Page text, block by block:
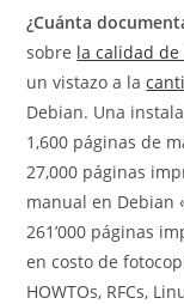
entrada:
¿Cuánta
sobre la calidad
un vistazo a la
Debian. Una
1,600 páginas de
27,000 páginas
manual en Debian
261’000 páginas
en costo de
HOWTOs, RFCs,